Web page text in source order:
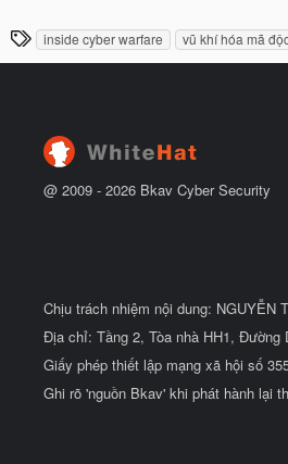
u
y
u
T
h
inside cyber warfare vũ khí hóa mã
@ 2009 - 2026 Bkav Cyber Security
Chịu trách nhiệm nội dung: NGUYỄN
Địa chỉ: Tầng 2, Tòa nhà HH1, Đường
Giấy phép thiết lập mạng xã hội số
Ghi rõ 'nguồn Bkav' khi phát hành lại